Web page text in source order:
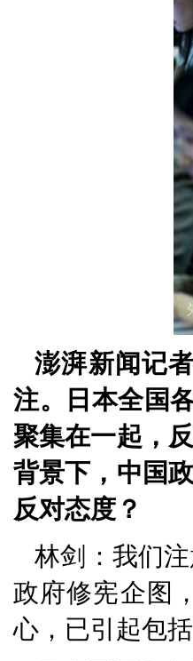
澎湃新闻记
注。日本全国
聚集在一起，
背景下，中国
反对态度？
林剑：我们
政府修宪企图
心，已引起包